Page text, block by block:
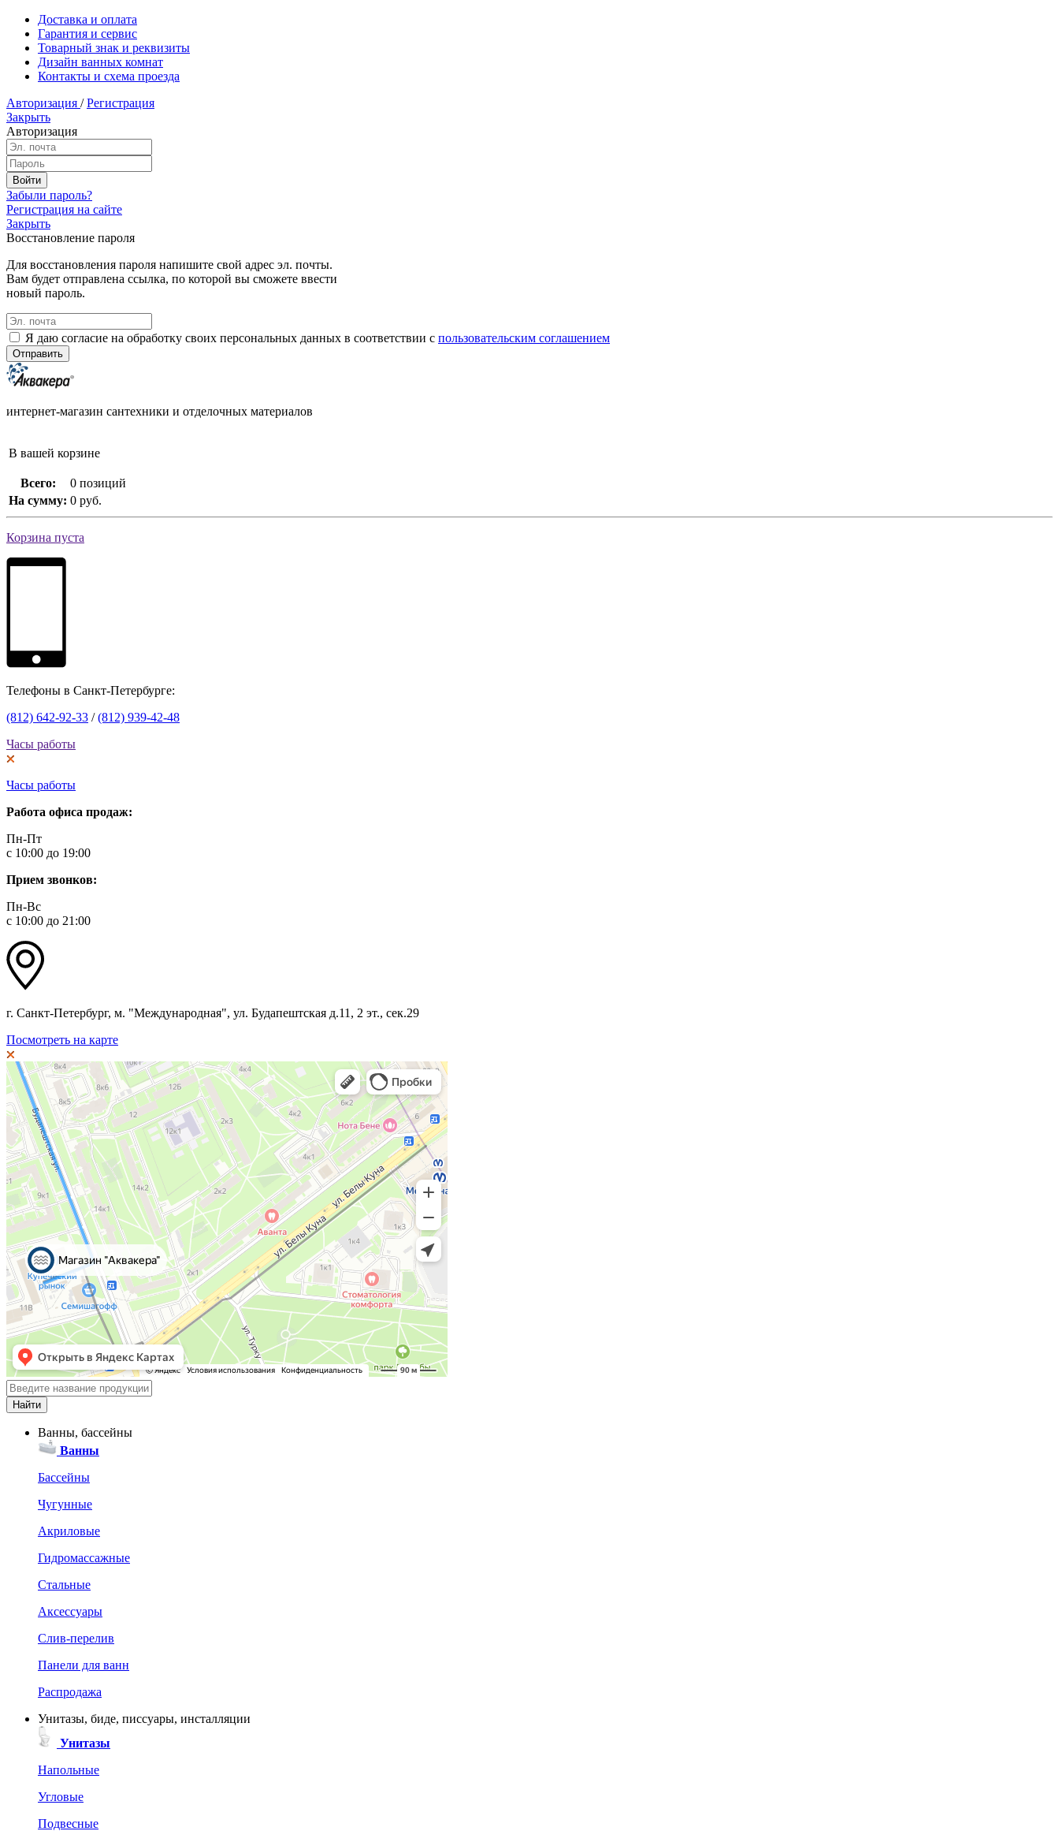
Доставка и оплата
Гарантия и сервис
Товарный знак и реквизиты
Дизайн ванных комнат
Контакты и схема проезда
Авторизация / Регистрация
Закрыть
Авторизация
Забыли пароль?
Регистрация на сайте
Закрыть
Восстановление пароля
Для восстановления пароля напишите свой адрес эл. почты.
Вам будет отправлена ссылка, по которой вы сможете ввести
новый пароль.
Я даю согласие на обработку своих персональных данных в соответствии с пользовательским соглашением
интернет-магазин сантехники и отделочных материалов
В вашей корзине
Всего:
0 позиций
На сумму: 0 руб.
Корзина пуста
Телефоны в Санкт-Петербурге:
(812) 642-92-33 /(812) 939-42-48
Часы работы
Часы работы
Работа офиса продаж:
Пн-Пт
с 10:00 до 19:00
Прием звонков:
Пн-Вс
с 10:00 до 21:00
г. Санкт-Петербург, м. "Международная", ул. Будапештская д.11, 2 эт., сек.29
Посмотреть на карте
Ванны, бассейны
Ванны
Бассейны
Чугунные
Акриловые
Гидромассажные
Стальные
Аксессуары
Слив-перелив
Панели для ванн
Распродажа
Унитазы, биде, писсуары, инсталляции
Унитазы
Напольные
Угловые
Подвесные